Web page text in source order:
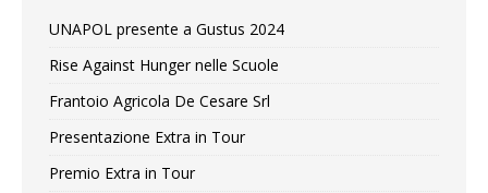
UNAPOL presente a Gustus 2024
Rise Against Hunger nelle Scuole
Frantoio Agricola De Cesare Srl
Presentazione Extra in Tour
Premio Extra in Tour